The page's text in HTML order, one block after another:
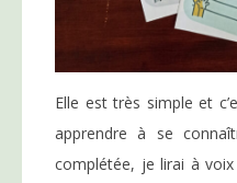
Elle est très simple et
apprendre à se
complétée, je lirai à